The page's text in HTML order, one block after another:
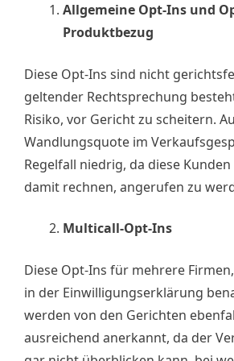
Allgemeine Opt-Ins und
Produktbezug
Diese Opt-Ins sind nicht
geltender Rechtsprechung
Risiko, vor Gericht zu scheitern.
Wandlungsquote im
Regelfall niedrig, da diese
damit rechnen, angerufen zu
Multicall-Opt-Ins
Diese Opt-Ins für mehrere
in der Einwilligungserklärung
werden von den Gerichten
ausreichend anerkannt, da der